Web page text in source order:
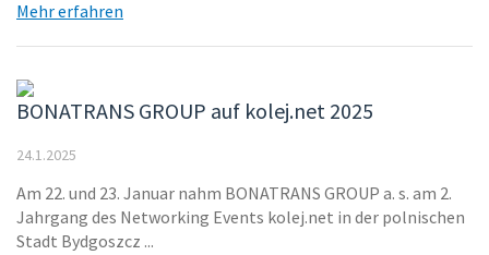
Mehr erfahren
BONATRANS GROUP auf kolej.net 2025
24.1.2025
Am 22. und 23. Januar nahm BONATRANS GROUP a. s. am 2.
Jahrgang des Networking Events kolej.net in der polnischen
Stadt Bydgoszcz ...